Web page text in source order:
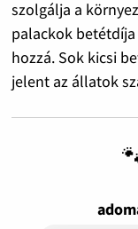
szolgálja a
palackok
hozzá. Sok kicsi
jelent az állatok